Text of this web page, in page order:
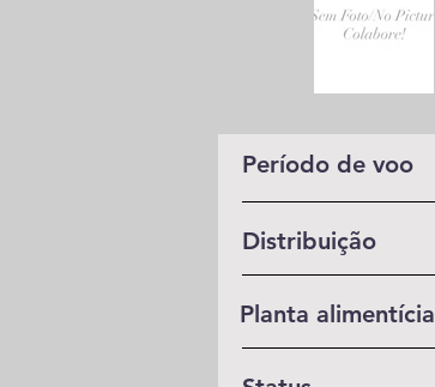
Período de voo
Distribuição
Planta alimentícia